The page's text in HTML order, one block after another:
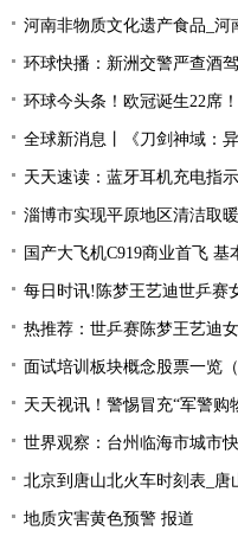
河南非物质文化遗产食品_河
环球快播：新洲交警严查酒
环球今头条！欧冠诞生22席！6队
全球新消息丨《刀剑神域：异
天天速读：蓝牙耳机充电指示
淄博市实现平原地区清洁取
国产大飞机C919商业首飞 基
每日时讯!陈梦王艺迪世乒赛
热推荐：世乒赛陈梦王艺迪
面试培训板块概念股票一览（
天天视讯！警惕冒充“军警购
世界观察：台州临海市城市快速路
北京到唐山北火车时刻表_唐
地质灾害黄色预警 报道